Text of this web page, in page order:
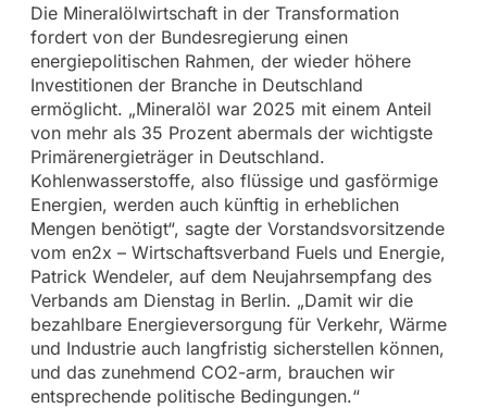
Die Mineralölwirtschaft in der Transformation
fordert von der Bundesregierung einen
energiepolitischen Rahmen, der wieder höhere
Investitionen der Branche in Deutschland
ermöglicht. „Mineralöl war 2025 mit einem Anteil
von mehr als 35 Prozent abermals der wichtigste
Primärenergieträger in Deutschland.
Kohlenwasserstoffe, also flüssige und gasförmige
Energien, werden auch künftig in erheblichen
Mengen benötigt“, sagte der Vorstandsvorsitzende
vom en2x – Wirtschaftsverband Fuels und Energie,
Patrick Wendeler, auf dem Neujahrsempfang des
Verbands am Dienstag in Berlin. „Damit wir die
bezahlbare Energieversorgung für Verkehr, Wärme
und Industrie auch langfristig sicherstellen können,
und das zunehmend CO2-arm, brauchen wir
entsprechende politische Bedingungen.“